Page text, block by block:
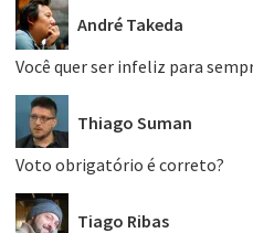
André Takeda
Você quer ser infeliz para
Thiago Suman
Voto obrigatório é correto?
Tiago Ribas